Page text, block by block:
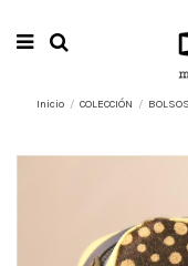
Inicio COLECCIÓN BOLSOS